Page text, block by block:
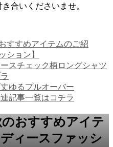
合いくださいませ。
すすめアイテムのご紹
ション】
スチェック柄ロングシャツ
ゆるプルオーバー
記事一覧はコチラ
おすすめアイテ
ィースファッシ